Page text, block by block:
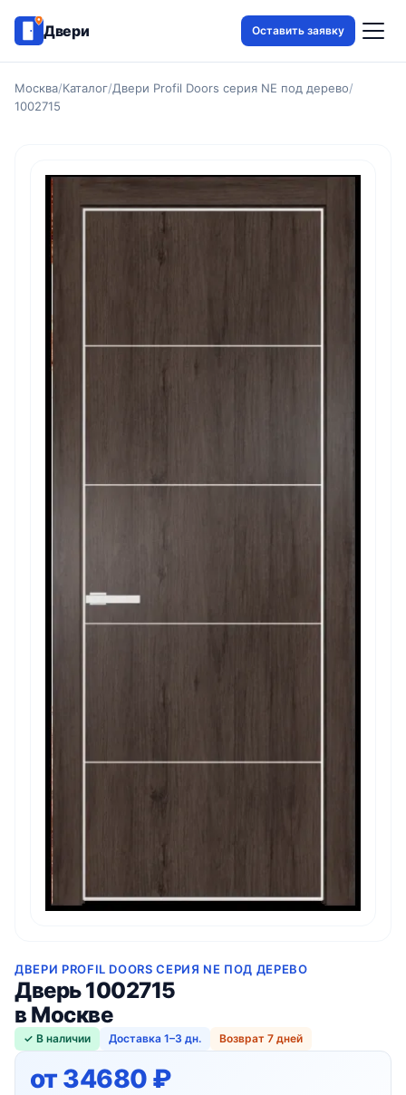
Двери Оставить заявку
Москва/Каталог/Двери Profil Doors серия NE под дерево/
1002715
ДВЕРИ PROFIL DOORS СЕРИЯ NE ПОД ДЕРЕВО
Дверь 1002715
в Москве
✓ В наличии Доставка 1–3 дн. Возврат 7 дней
от 34680 ₽